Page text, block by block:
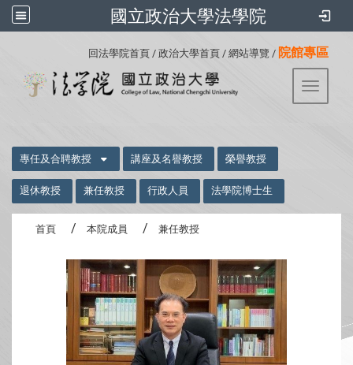
國立政治大學法學院
回法學院首頁 / 政治大學首頁 / 網站導覽 / 院館專區
Toggle
專任及合聘教授 講座及名譽教授 榮譽教授
退休教授 兼任教授 行政人員 法學院博士生
首頁 本院成員 兼任教授